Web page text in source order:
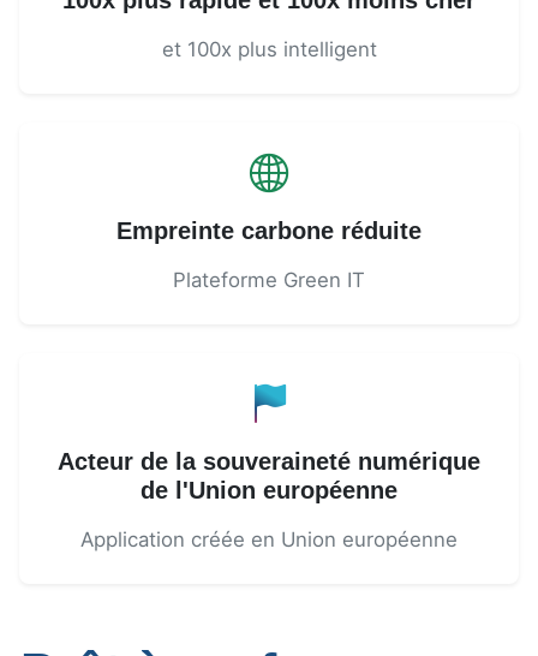
et 100x plus intelligent
Empreinte carbone réduite
Plateforme Green IT
Acteur de la souveraineté numérique
de l'Union européenne
Application créée en Union européenne